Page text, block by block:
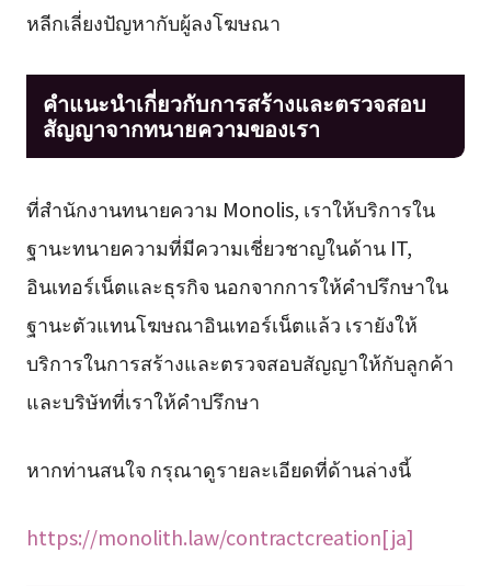
หลีกเลี่ยงปัญหากับผู้ลงโฆษณา
คำแนะนำเกี่ยวกับการสร้างและตรวจสอบ
สัญญาจากทนายความของเรา
ที่สำนักงานทนายความ Monolis, เราให้บริการใน
ฐานะทนายความที่มีความเชี่ยวชาญในด้าน IT,
อินเทอร์เน็ตและธุรกิจ นอกจากการให้คำปรึกษาใน
ฐานะตัวแทนโฆษณาอินเทอร์เน็ตแล้ว เรายังให้
บริการในการสร้างและตรวจสอบสัญญาให้กับลูกค้า
และบริษัทที่เราให้คำปรึกษา
หากท่านสนใจ กรุณาดูรายละเอียดที่ด้านล่างนี้
https://monolith.law/contractcreation[ja]